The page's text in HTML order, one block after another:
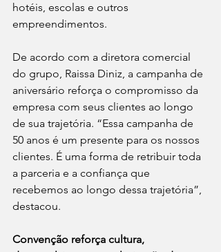
hotéis, escolas e outros
empreendimentos.
De acordo com a diretora comercial
do grupo, Raissa Diniz, a campanha de
aniversário reforça o compromisso da
empresa com seus clientes ao longo
de sua trajetória. “Essa campanha de
50 anos é um presente para os nossos
clientes. É uma forma de retribuir toda
a parceria e a confiança que
recebemos ao longo dessa trajetória”,
destacou.
Convenção reforça cultura,